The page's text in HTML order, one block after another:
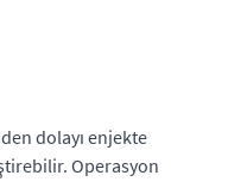
dolayı enjekte
Operasyon